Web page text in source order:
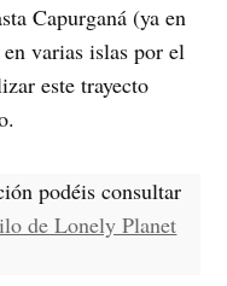
Capurganá (ya en
varias islas por el
este trayecto
podéis consultar
de Lonely Planet